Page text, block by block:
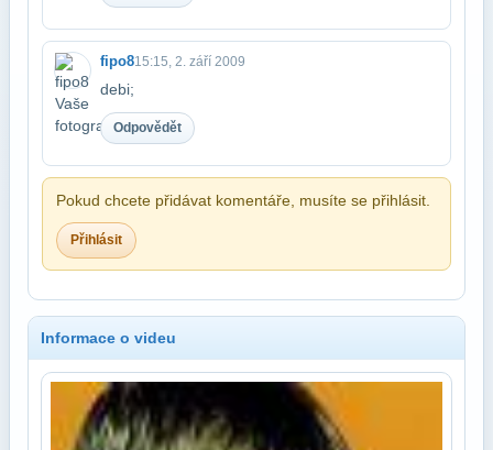
fipo815:15, 2. září 2009
debi;
Odpovědět
Pokud chcete přidávat komentáře, musíte se přihlásit.
Přihlásit
Informace o videu